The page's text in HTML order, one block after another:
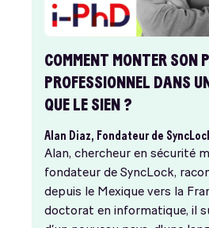
COMMENT MONTER SON
PROFESSIONNEL DANS
QUE LE SIEN ?
Alan Diaz, Fondateur de
Alan, chercheur en sécurité
fondateur de SyncLock,
depuis le Mexique vers la
doctorat en informatique, il